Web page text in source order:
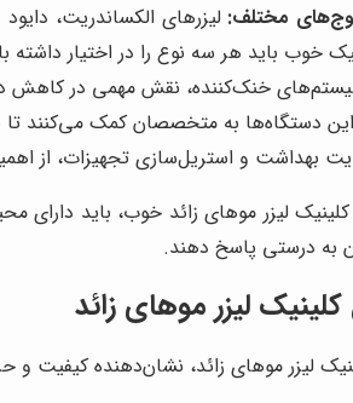
مختلف:
باید هر سه نوع را در اختیار داشته
خنک‌کننده، نقش مهمی در کاهش درد
این دستگاه‌ها به متخصصان کمک می‌کنند تا
بهداشت و استریل‌سازی تجهیزات، از
لیزر موهای زائد خوب، باید
به درستی پاسخ دهند.
لیزر موهای زائد
لیزر موهای زائد، نشان‌دهنده کیفیت و